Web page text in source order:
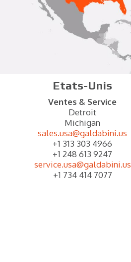
Etats-Unis
Ventes & Service
Detroit
Michigan
sales.usa@galdabini.us
+1 313 303 4966
+1 248 613 9247
service.usa@galdabini.us
+1 734 414 7077